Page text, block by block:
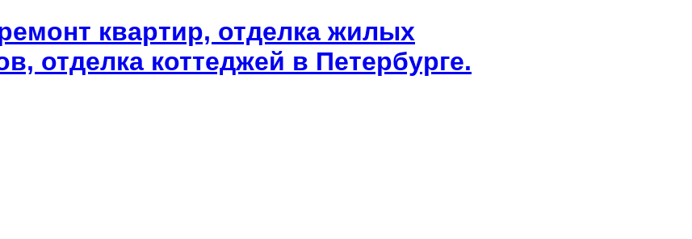
квартир, отделка жилых
отделка коттеджей в Петербурге.